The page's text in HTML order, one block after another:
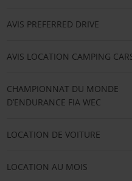
AVIS PREFERRED DRIVE
AVIS LOCATION CAMPING
CHAMPIONNAT DU MONDE
D’ENDURANCE FIA WEC
LOCATION DE VOITURE
LOCATION AU MOIS